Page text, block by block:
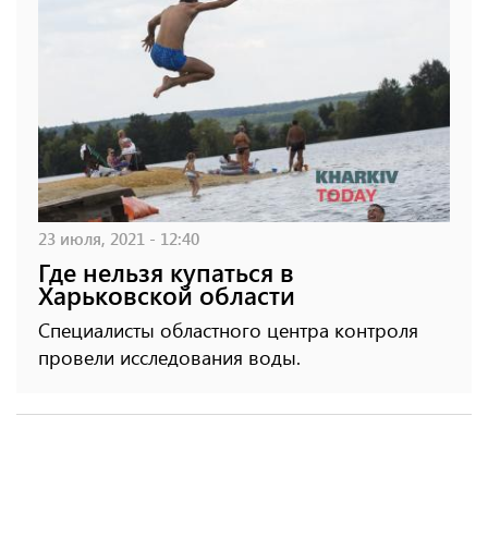
23 июля, 2021 - 12:40
Где нельзя купаться в
Харьковской области
Специалисты областного центра контроля
провели исследования воды.